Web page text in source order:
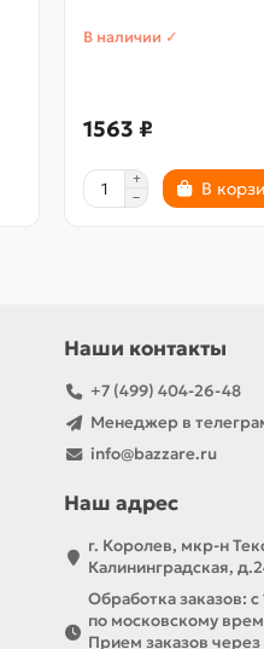
В наличии ✓
1563 ₽
В
Наши контакты
+7 (499) 404-26-48
Менеджер в
info@bazzare.ru
Наш адрес
г. Королев, мкр-н
Калининградская,
Обработка заказов:
по московскому
Прием заказов